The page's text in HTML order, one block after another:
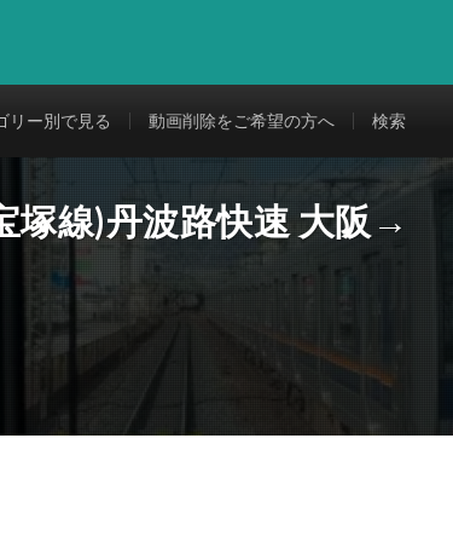
リー別で見る 動画削除をご希望の方へ 検索
塚線)丹波路快速 大阪→